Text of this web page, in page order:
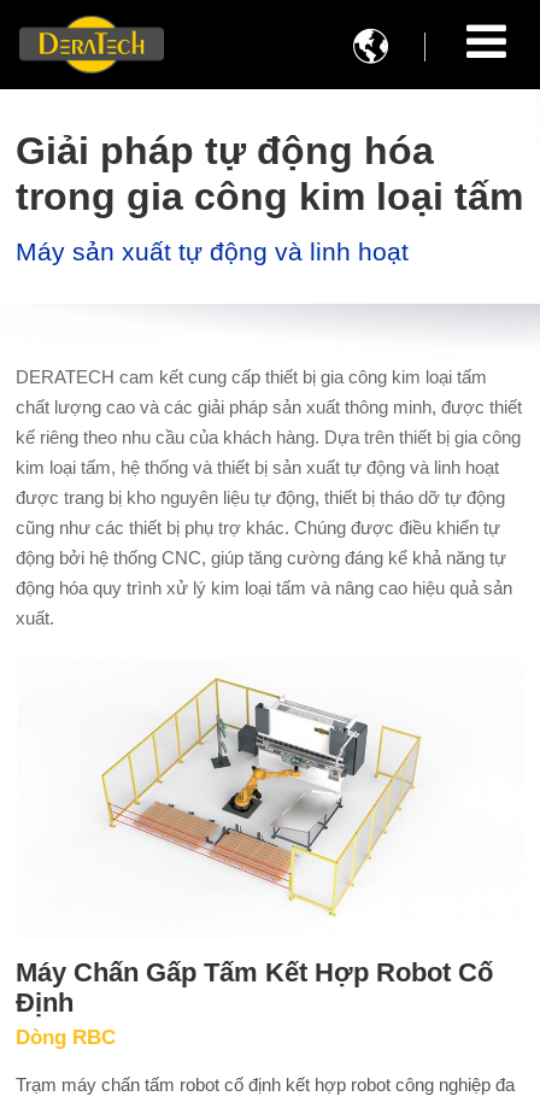

Giải pháp tự động hóa
trong gia công kim loại tấm
Máy sản xuất tự động và linh hoạt
DERATECH cam kết cung cấp thiết bị gia công kim loại tấm
chất lượng cao và các giải pháp sản xuất thông minh, được thiết
kế riêng theo nhu cầu của khách hàng. Dựa trên thiết bị gia công
kim loại tấm, hệ thống và thiết bị sản xuất tự động và linh hoạt
được trang bị kho nguyên liệu tự động, thiết bị tháo dỡ tự động
cũng như các thiết bị phụ trợ khác. Chúng được điều khiển tự
động bởi hệ thống CNC, giúp tăng cường đáng kể khả năng tự
động hóa quy trình xử lý kim loại tấm và nâng cao hiệu quả sản
xuất.
Máy Chấn Gấp Tấm Kết Hợp Robot Cố
Định
Dòng RBC
Trạm máy chấn tấm robot cố định kết hợp robot công nghiệp đa